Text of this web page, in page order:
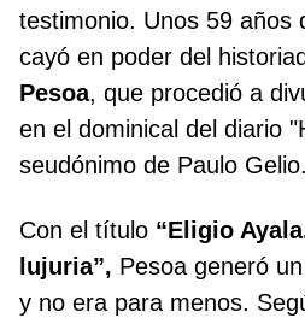
testimonio. Unos 59 años
cayó en poder del
Pesoa, que procedió a
en el dominical del diario
seudónimo de Paulo Gelio.
Con el título “Eligio
lujuria”, Pesoa generó
y no era para menos.